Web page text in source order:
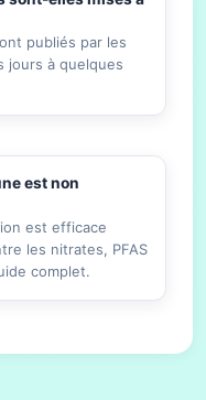
publiés par les
jours à quelques
est non
est efficace
les nitrates, PFAS
complet.